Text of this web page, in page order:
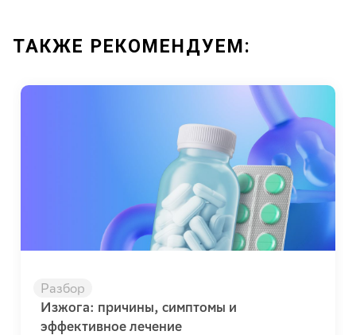
ТАКЖЕ РЕКОМЕНДУЕМ:
Разбор
Изжога: причины, симптомы и
эффективное лечение